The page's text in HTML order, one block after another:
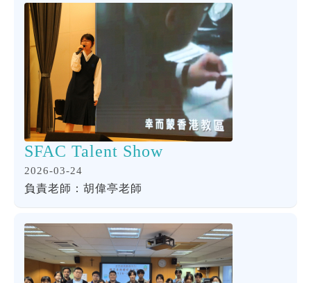
SFAC Talent Show
2026-03-24
負責老師：胡偉亭老師